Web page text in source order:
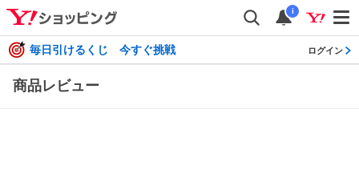
i
毎日引けるくじ 今すぐ挑戦 ログイン
商品レビュー